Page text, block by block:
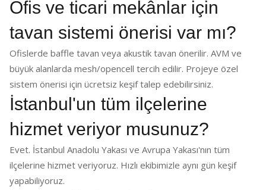
Ofis ve ticari mekânlar için
tavan sistemi önerisi var mı?
Ofislerde baffle tavan veya akustik tavan önerilir. AVM ve
büyük alanlarda mesh/opencell tercih edilir. Projeye özel
sistem önerisi için ücretsiz keşif talep edebilirsiniz.
İstanbul'un tüm ilçelerine
hizmet veriyor musunuz?
Evet. İstanbul Anadolu Yakası ve Avrupa Yakası'nın tüm
ilçelerine hizmet veriyoruz. Hızlı ekibimizle aynı gün keşif
yapabiliyoruz.